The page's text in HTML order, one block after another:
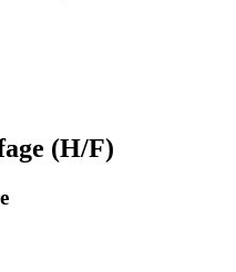
(H/F)